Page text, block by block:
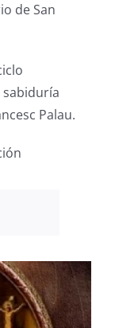
de San
sabiduría
Palau.